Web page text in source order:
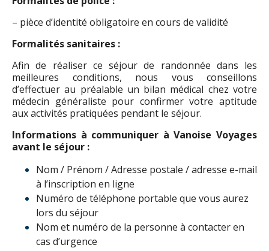
– pièce d’identité obligatoire en cours de validité
Formalités sanitaires :
Afin de réaliser ce séjour de randonnée dans les
meilleures conditions, nous vous conseillons
d’effectuer au préalable un bilan médical chez votre
médecin généraliste pour confirmer votre aptitude
aux activités pratiquées pendant le séjour.
Informations à communiquer à Vanoise Voyages
avant le séjour :
Nom / Prénom / Adresse postale / adresse e-mail
à l’inscription en ligne
Numéro de téléphone portable que vous aurez
lors du séjour
Nom et numéro de la personne à contacter en
cas d’urgence